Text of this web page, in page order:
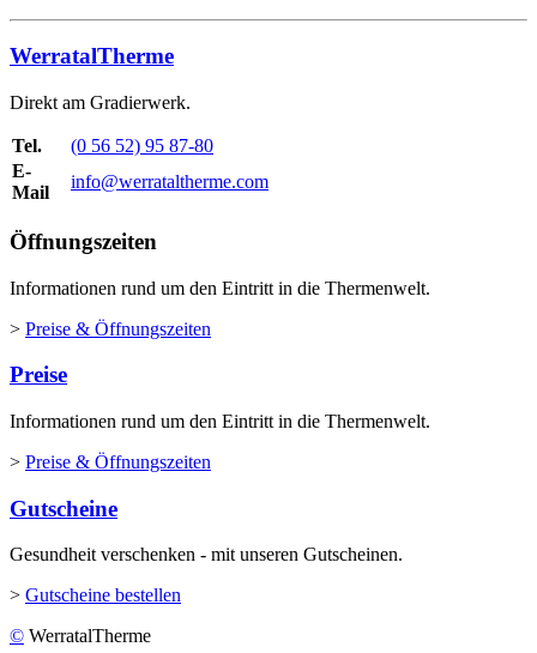
WerratalTherme
Direkt am Gradierwerk.
Tel.
(0 56 52) 95 87-80
E-
Mail
info@werrataltherme.com
Öffnungszeiten
Informationen rund um den Eintritt in die Thermenwelt.
> Preise & Öffnungszeiten
Preise
Informationen rund um den Eintritt in die Thermenwelt.
> Preise & Öffnungszeiten
Gutscheine
Gesundheit verschenken - mit unseren Gutscheinen.
> Gutscheine bestellen
© WerratalTherme